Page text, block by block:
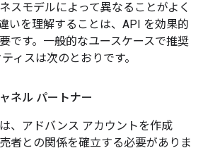
スモデルによって異なることがよく
いを理解することは、API を効果的
です。一般的なユースケースで推奨
ィスは次のとおりです。
ネル パートナー
、アドバンス アカウントを作成
者との関係を確立する必要がありま